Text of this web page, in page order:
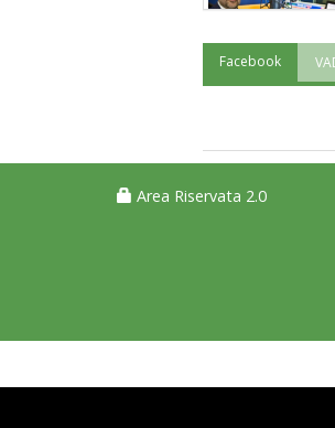
Facebook
Area Riservata 2.0